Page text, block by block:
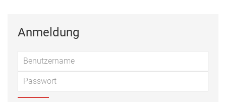
Anmeldung
Passwort